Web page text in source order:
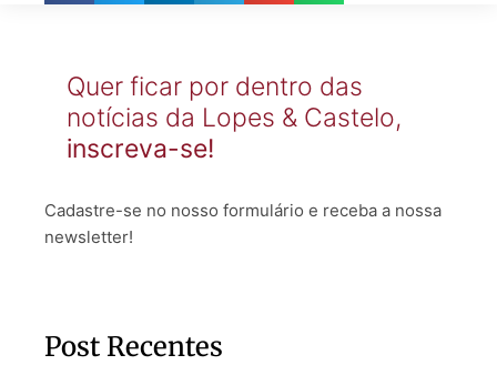
Quer ficar por dentro das
notícias da Lopes & Castelo,
inscreva-se!
Cadastre-se no nosso formulário e receba a nossa
newsletter!
Post Recentes